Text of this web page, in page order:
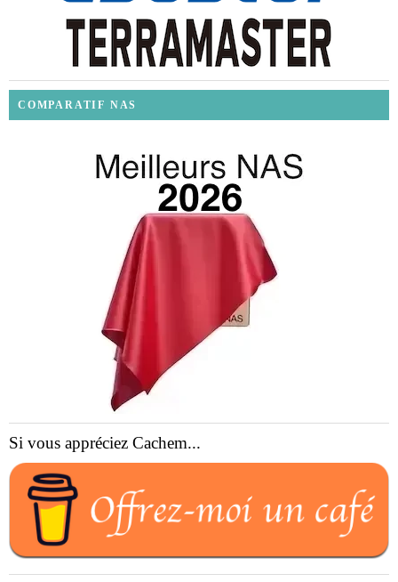
COMPARATIF NAS
Si vous appréciez Cachem...